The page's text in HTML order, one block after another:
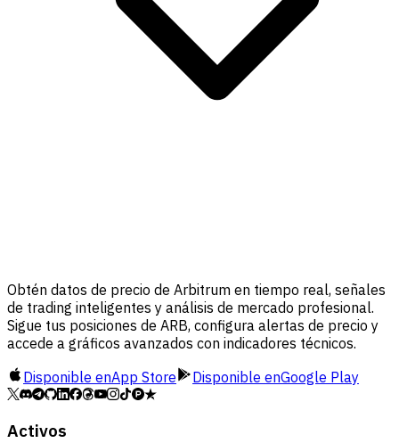
Obtén datos de precio de Arbitrum en tiempo real, señales
de trading inteligentes y análisis de mercado profesional.
Sigue tus posiciones de ARB, configura alertas de precio y
accede a gráficos avanzados con indicadores técnicos.
Disponible enApp Store Disponible enGoogle Play
Activos